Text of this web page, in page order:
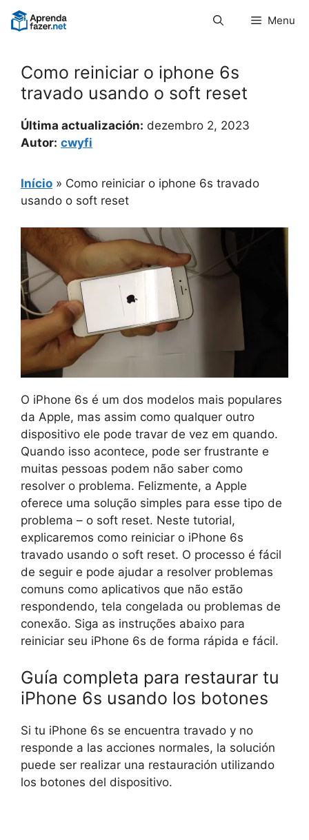
Pular
para
Menu
Como reiniciar o iphone 6s
travado usando o soft reset
Última actualización: dezembro 2, 2023
Autor: cwyfi
Início » Como reiniciar o iphone 6s travado
usando o soft reset
O iPhone 6s é um dos modelos mais populares
da Apple, mas assim como qualquer outro
dispositivo ele pode travar de vez em quando.
Quando isso acontece, pode ser frustrante e
muitas pessoas podem não saber como
resolver o problema. Felizmente, a Apple
oferece uma solução simples para esse tipo de
problema – o soft reset. Neste tutorial,
explicaremos como reiniciar o iPhone 6s
travado usando o soft reset. O processo é fácil
de seguir e pode ajudar a resolver problemas
comuns como aplicativos que não estão
respondendo, tela congelada ou problemas de
conexão. Siga as instruções abaixo para
reiniciar seu iPhone 6s de forma rápida e fácil.
Guía completa para restaurar tu
iPhone 6s usando los botones
Si tu iPhone 6s se encuentra travado y no
responde a las acciones normales, la solución
puede ser realizar una restauración utilizando
los botones del dispositivo.